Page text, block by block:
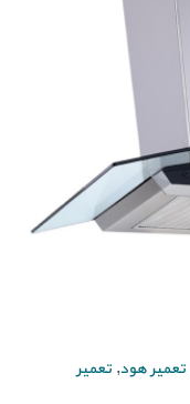
تعمیر هود, تعمیر